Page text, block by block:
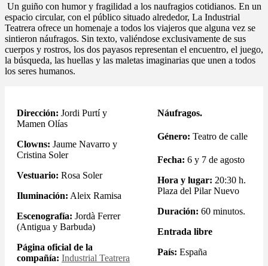
Un guiño con humor y fragilidad a los naufragios cotidianos. En un
espacio circular, con el público situado alrededor, La Industrial
Teatrera ofrece un homenaje a todos los viajeros que alguna vez se
sintieron náufragos. Sin texto, valiéndose exclusivamente de sus
cuerpos y rostros, los dos payasos representan el encuentro, el juego,
la búsqueda, las huellas y las maletas imaginarias que unen a todos
los seres humanos.
Dirección: Jordi Purtí y
Mamen Olías
Clowns: Jaume Navarro y
Cristina Soler
Vestuario: Rosa Soler
Iluminación: Aleix Ramisa
Escenografía: Jordà Ferrer
(Antigua y Barbuda)
Página oficial de la
compañía: Industrial Teatrera
Náufragos.
Género: Teatro de calle
Fecha: 6 y 7 de agosto
Hora y lugar: 20:30 h.
Plaza del Pilar Nuevo
Duración: 60 minutos.
Entrada libre
País: España